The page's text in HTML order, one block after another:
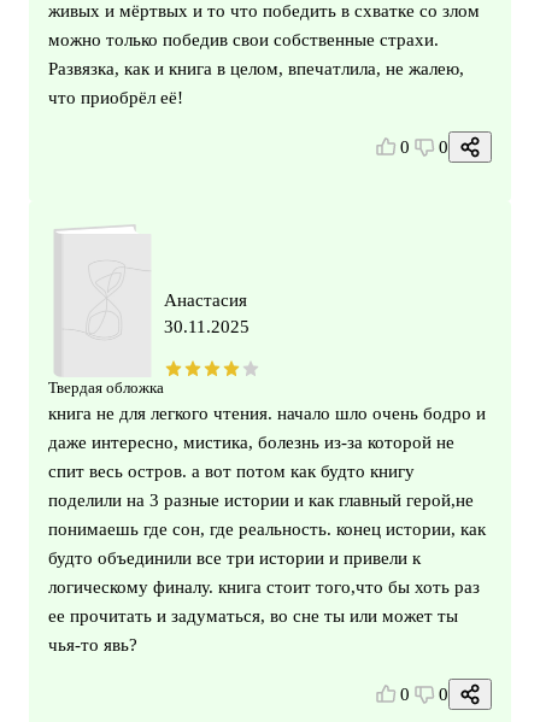
живых и мёртвых и то что победить в схватке со злом
можно только победив свои собственные страхи.
Развязка, как и книга в целом, впечатлила, не жалею,
что приобрёл её!
0 0
Твердая обложка
Анастасия
30.11.2025
книга не для легкого чтения. начало шло очень бодро и
даже интересно, мистика, болезнь из-за которой не
спит весь остров. а вот потом как будто книгу
поделили на 3 разные истории и как главный герой,не
понимаешь где сон, где реальность. конец истории, как
будто объединили все три истории и привели к
логическому финалу. книга стоит того,что бы хоть раз
ее прочитать и задуматься, во сне ты или может ты
чья-то явь?
0 0